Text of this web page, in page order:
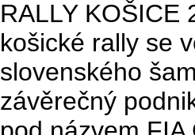
RALLY KOŠICE
košické rally se
slovenského
závěrečný